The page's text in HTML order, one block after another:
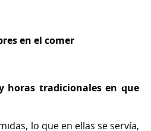
en el comer
horas tradicionales en que
lo que en ellas se servía,